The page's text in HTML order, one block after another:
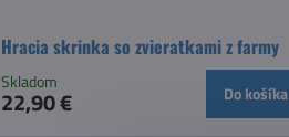
Hracia skrinka so zvieratkami z farmy
Skladom
22,90 € Do košíka